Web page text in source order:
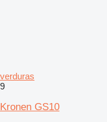
verduras
9
Kronen GS10